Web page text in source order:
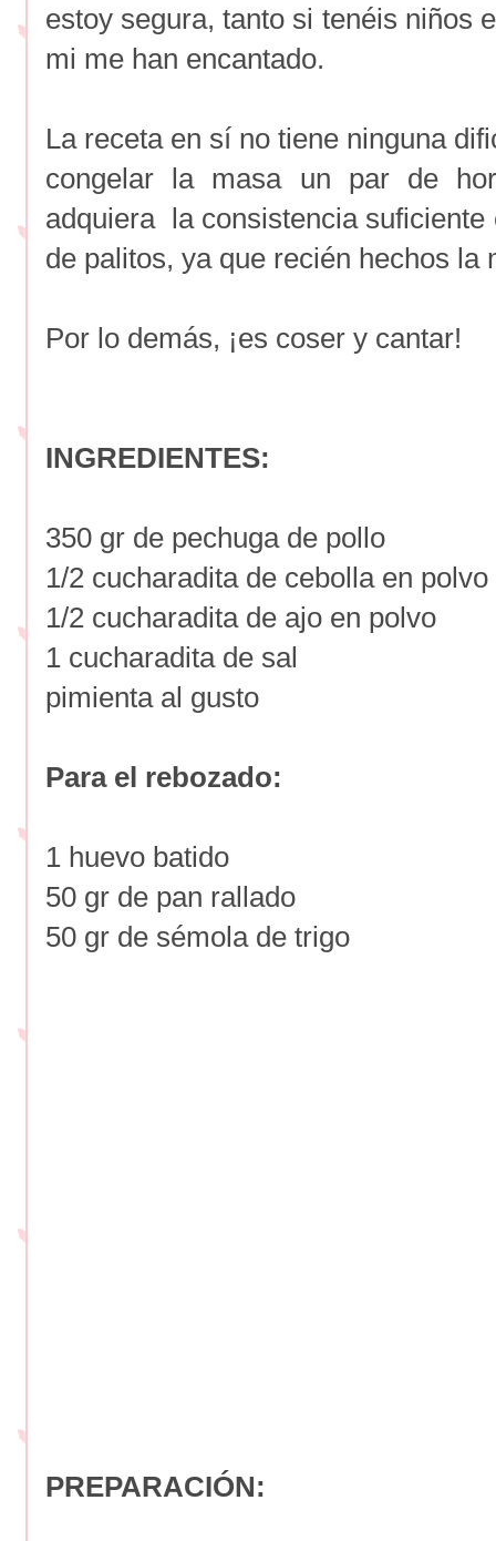
estoy segura, tanto si tenéis niños
mi me han encantado.
La receta en sí no tiene ninguna
congelar la masa un par de
adquiera la consistencia
de palitos, ya que recién hechos la
Por lo demás, ¡es coser y cantar!
INGREDIENTES:
350 gr de pechuga de pollo
1/2 cucharadita de cebolla en polvo
1/2 cucharadita de ajo en polvo
1 cucharadita de sal
pimienta al gusto
Para el rebozado:
1 huevo batido
50 gr de pan rallado
50 gr de sémola de trigo
PREPARACIÓN: